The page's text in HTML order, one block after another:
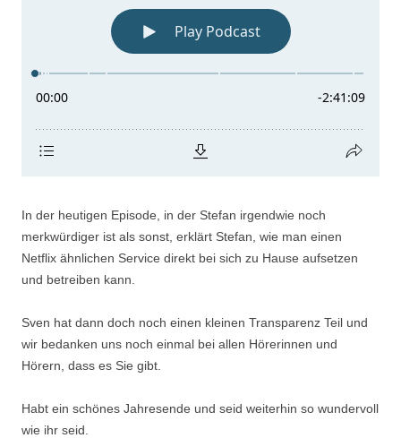
In der heutigen Episode, in der Stefan irgendwie noch
merkwürdiger ist als sonst, erklärt Stefan, wie man einen
Netflix ähnlichen Service direkt bei sich zu Hause aufsetzen
und betreiben kann.
Sven hat dann doch noch einen kleinen Transparenz Teil und
wir bedanken uns noch einmal bei allen Hörerinnen und
Hörern, dass es Sie gibt.
Habt ein schönes Jahresende und seid weiterhin so wundervoll
wie ihr seid.